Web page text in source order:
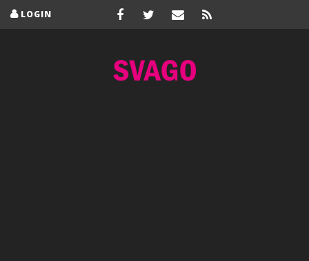
LOGIN